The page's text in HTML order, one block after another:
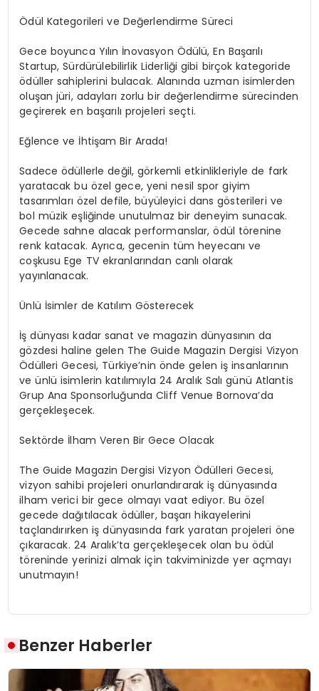
Ödül Kategorileri ve Değerlendirme Süreci
Gece boyunca Yılın İnovasyon Ödülü, En Başarılı
Startup, Sürdürülebilirlik Liderliği gibi birçok kategoride
ödüller sahiplerini bulacak. Alanında uzman isimlerden
oluşan jüri, adayları zorlu bir değerlendirme sürecinden
geçirerek en başarılı projeleri seçti.
Eğlence ve İhtişam Bir Arada!
Sadece ödüllerle değil, görkemli etkinlikleriyle de fark
yaratacak bu özel gece, yeni nesil spor giyim
tasarımları özel defile, büyüleyici dans gösterileri ve
bol müzik eşliğinde unutulmaz bir deneyim sunacak.
Gecede sahne alacak performanslar, ödül törenine
renk katacak. Ayrıca, gecenin tüm heyecanı ve
coşkusu Ege TV ekranlarından canlı olarak
yayınlanacak.
Ünlü İsimler de Katılım Gösterecek
İş dünyası kadar sanat ve magazin dünyasının da
gözdesi haline gelen The Guide Magazin Dergisi Vizyon
Ödülleri Gecesi, Türkiye’nin önde gelen iş insanlarının
ve ünlü isimlerin katılımıyla 24 Aralık Salı günü Atlantis
Grup Ana Sponsorluğunda Cliff Venue Bornova’da
gerçekleşecek.
Sektörde İlham Veren Bir Gece Olacak
The Guide Magazin Dergisi Vizyon Ödülleri Gecesi,
vizyon sahibi projeleri onurlandırarak iş dünyasında
ilham verici bir gece olmayı vaat ediyor. Bu özel
gecede dağıtılacak ödüller, başarı hikayelerini
taçlandırırken iş dünyasında fark yaratan projeleri öne
çıkaracak. 24 Aralık’ta gerçekleşecek olan bu ödül
töreninde yerinizi almak için takviminizde yer açmayı
unutmayın!
Benzer Haberler